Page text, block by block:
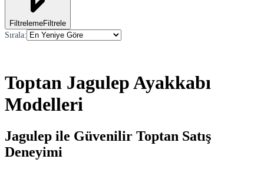
FiltrelemeFiltrele
Sırala:
Toptan Jagulep Ayakkabı
Modelleri
Jagulep ile Güvenilir Toptan Satış
Deneyimi